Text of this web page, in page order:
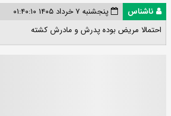
ناشناس
پنجشنبه ۷ خرداد ۱۴۰۵ ۰۱:۴۰:۱۰
احتمالا مریض بوده پدرش و مادرش کشته